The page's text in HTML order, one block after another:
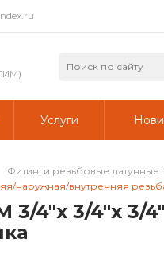
Услуги
Фитинги резьбовые латунные
наружная/внутренняя
3/4"x 3/4"x 3/